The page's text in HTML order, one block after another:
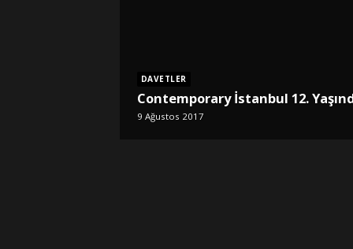
DAVETLER
Contemporary İstanbul 12.
9 Ağustos 2017